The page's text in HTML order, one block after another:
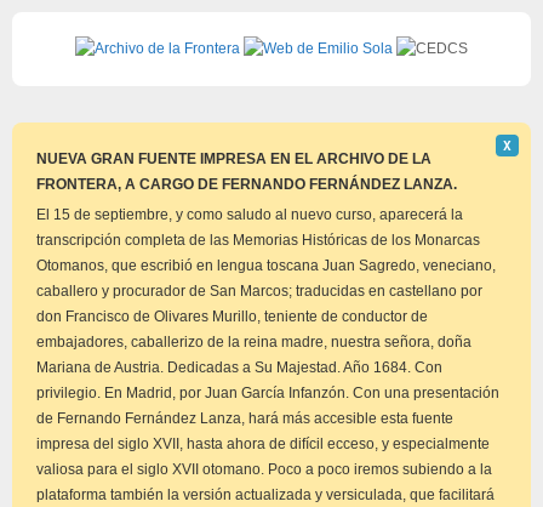
NUEVA GRAN FUENTE IMPRESA EN EL ARCHIVO DE LA
FRONTERA, A CARGO DE FERNANDO FERNÁNDEZ LANZA.
este
Χ
El 15 de septiembre, y como saludo al nuevo curso, aparecerá la
transcripción completa de las Memorias Históricas de los Monarcas
Otomanos, que escribió en lengua toscana Juan Sagredo, veneciano,
caballero y procurador de San Marcos; traducidas en castellano por
don Francisco de Olivares Murillo, teniente de conductor de
embajadores, caballerizo de la reina madre, nuestra señora, doña
Mariana de Austria. Dedicadas a Su Majestad. Año 1684. Con
privilegio. En Madrid, por Juan García Infanzón. Con una presentación
de Fernando Fernández Lanza, hará más accesible esta fuente
impresa del siglo XVII, hasta ahora de difícil ecceso, y especialmente
valiosa para el siglo XVII otomano. Poco a poco iremos subiendo a la
plataforma también la versión actualizada y versiculada, que facilitará